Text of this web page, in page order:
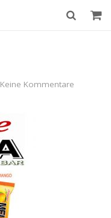
Keine Kommentare